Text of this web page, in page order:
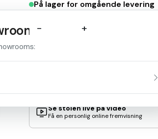
På lager for omgående levering
- +
Se stolen live på video
Få en personlig online fremvisning